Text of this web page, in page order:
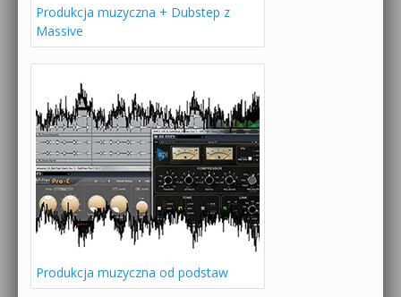
Produkcja muzyczna + Dubstep z
Massive
Produkcja muzyczna od podstaw